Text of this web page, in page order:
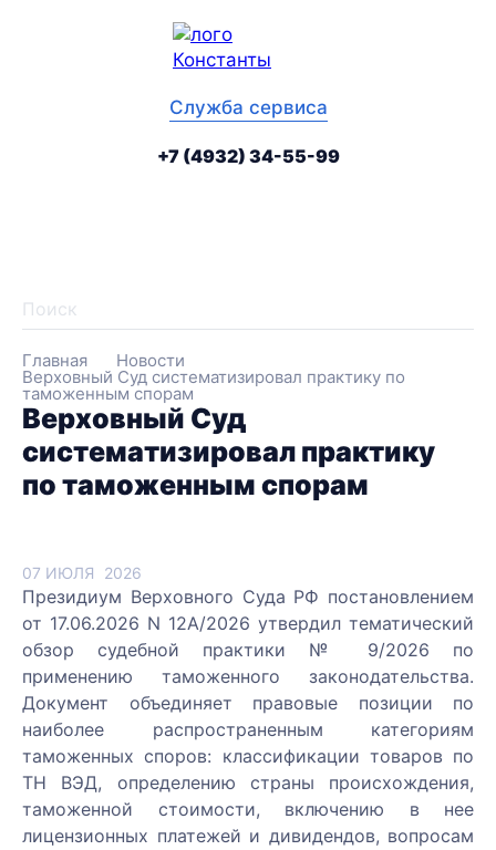
Служба сервиса
+7 (4932) 34-55-99
Главная Новости
Верховный Суд систематизировал практику по
таможенным спорам
Верховный Суд
систематизировал практику
по таможенным спорам
07 ИЮЛЯ 2026
Президиум Верховного Суда РФ постановлением
от 17.06.2026 N 12А/2026 утвердил тематический
обзор судебной практики № 9/2026 по
применению таможенного законодательства.
Документ объединяет правовые позиции по
наиболее распространенным категориям
таможенных споров: классификации товаров по
ТН ВЭД, определению страны происхождения,
таможенной стоимости, включению в нее
лицензионных платежей и дивидендов, вопросам